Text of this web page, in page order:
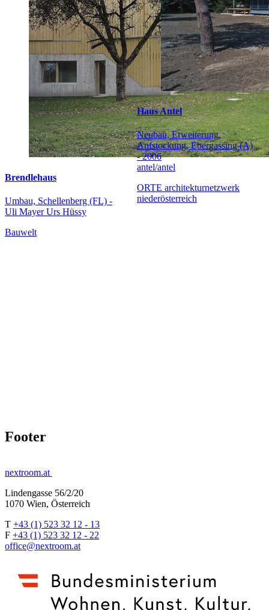
Brendlehaus
Umbau, Schellenberg (FL) -
Uli Mayer Urs Hüssy
Bauwelt
Haus Antel
Neubau, Erweiterung,
Aufstockung, Ebergassing (A)
- 2006
antel/antel
ORTE architekturnetzwerk
niederösterreich
Footer
nextroom.at
Lindengasse 56/2/20
1070 Wien, Österreich
T +43 (1) 523 32 12 - 13
F +43 (1) 523 32 12 - 22
office@nextroom.at